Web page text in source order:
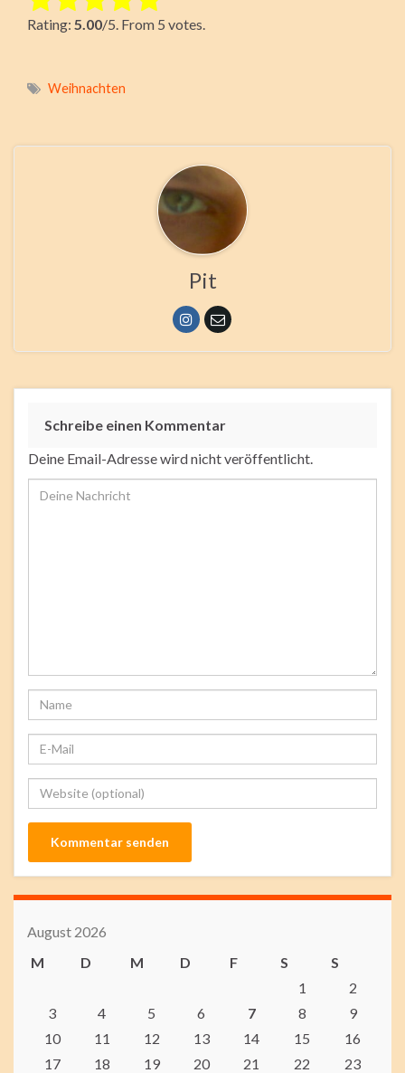
Submit Rating
Rating: 5.00/5. From 5 votes.
Weihnachten
Pit
Schreibe einen Kommentar
Deine Email-Adresse wird nicht veröffentlicht.
August 2026
M
D M D F S
S
1
2
3
4 5 6 7 8
9
10
11 12 13 14 15
16
17
18 19 20 21 22
23